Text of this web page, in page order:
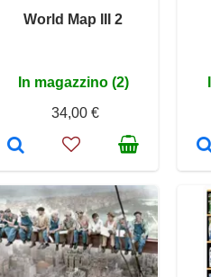
World Map III 2
In magazzino (2)
34,00 €